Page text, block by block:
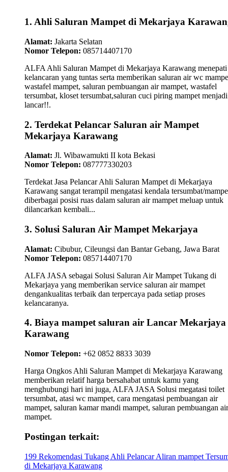
1. Ahli Saluran Mampet di Mekarjaya
Alamat: Jakarta Selatan
Nomor Telepon: 085714407170
ALFA Ahli Saluran Mampet di Mekarjaya Karawang menepati
kelancaran yang tuntas serta memberikan saluran air wc
wastafel mampet, saluran pembuangan air mampet, wastafel
tersumbat, kloset tersumbat,saluran cuci piring mampet menjadi
lancar!!.
2. Terdekat Pelancar Saluran air Mampet
Mekarjaya Karawang
Alamat: Jl. Wibawamukti II kota Bekasi
Nomor Telepon: 087777330203
Terdekat Jasa Pelancar Ahli Saluran Mampet di Mekarjaya
Karawang sangat terampil mengatasi kendala tersumbat/
diberbagai posisi ruas dalam saluran air mampet meluap untuk
dilancarkan kembali...
3. Solusi Saluran Air Mampet Mekarjaya
Alamat: Cibubur, Cileungsi dan Bantar Gebang, Jawa Barat
Nomor Telepon: 085714407170
ALFA JASA sebagai Solusi Saluran Air Mampet Tukang di
Mekarjaya yang memberikan service saluran air mampet
dengankualitas terbaik dan terpercaya pada setiap proses
kelancaranya.
4. Biaya mampet saluran air Lancar Mekarjaya
Karawang
Nomor Telepon: +62 0852 8833 3039
Harga Ongkos Ahli Saluran Mampet di Mekarjaya Karawang
memberikan relatif harga bersahabat untuk kamu yang
menghubungi hari ini juga, ALFA JASA Solusi megatasi toilet
tersumbat, atasi wc mampet, cara mengatasi pembuangan air
mampet, saluran kamar mandi mampet, saluran pembuangan air
mampet.
Postingan terkait:
199 Rekomendasi Tukang Ahli Pelancar Aliran mampet
di Mekarjaya Karawang